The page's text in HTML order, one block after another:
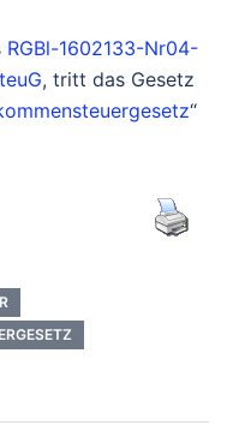
RGBl-1602133-Nr04-
, tritt das Gesetz
“